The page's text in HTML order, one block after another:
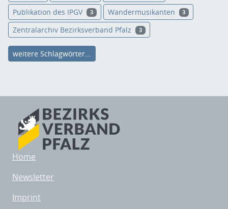
Publikation des IPGV 3 Wandermusikanten 3
Zentralarchiv Bezirksverband Pfalz 3
weitere Schlagwörter...
Home
Newsletter
Imprint